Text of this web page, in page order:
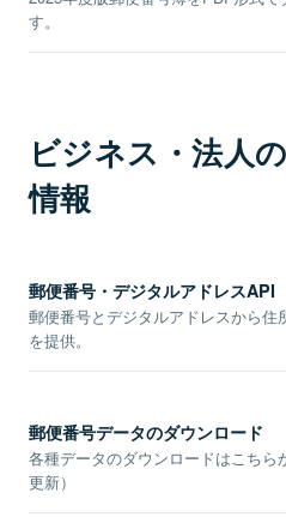
す。
ビジネス・法人
情報
郵便番号・デジタルアドレスAPI
郵便番号とデジタルアドレスから住
を提供。
郵便番号データのダウンロード
各種データのダウンロードはこちら
更新）